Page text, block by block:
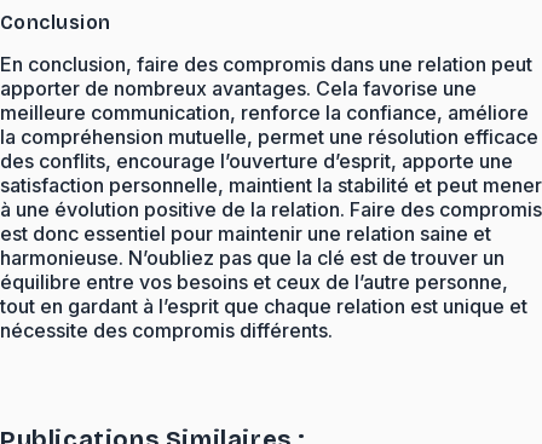
Conclusion
En conclusion, faire des compromis dans une relation peut
apporter de nombreux avantages. Cela favorise une
meilleure communication, renforce la confiance, améliore
la compréhension mutuelle, permet une résolution efficace
des conflits, encourage l’ouverture d’esprit, apporte une
satisfaction personnelle, maintient la stabilité et peut mener
à une évolution positive de la relation. Faire des compromis
est donc essentiel pour maintenir une relation saine et
harmonieuse. N’oubliez pas que la clé est de trouver un
équilibre entre vos besoins et ceux de l’autre personne,
tout en gardant à l’esprit que chaque relation est unique et
nécessite des compromis différents.